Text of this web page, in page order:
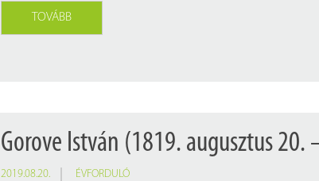
TOVÁBB
Gorove István (1819. augusztus 20.
2019.08.20. ÉVFORDULÓ